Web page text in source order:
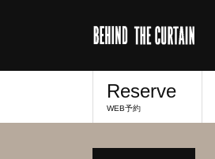
Reserve
WEB予約